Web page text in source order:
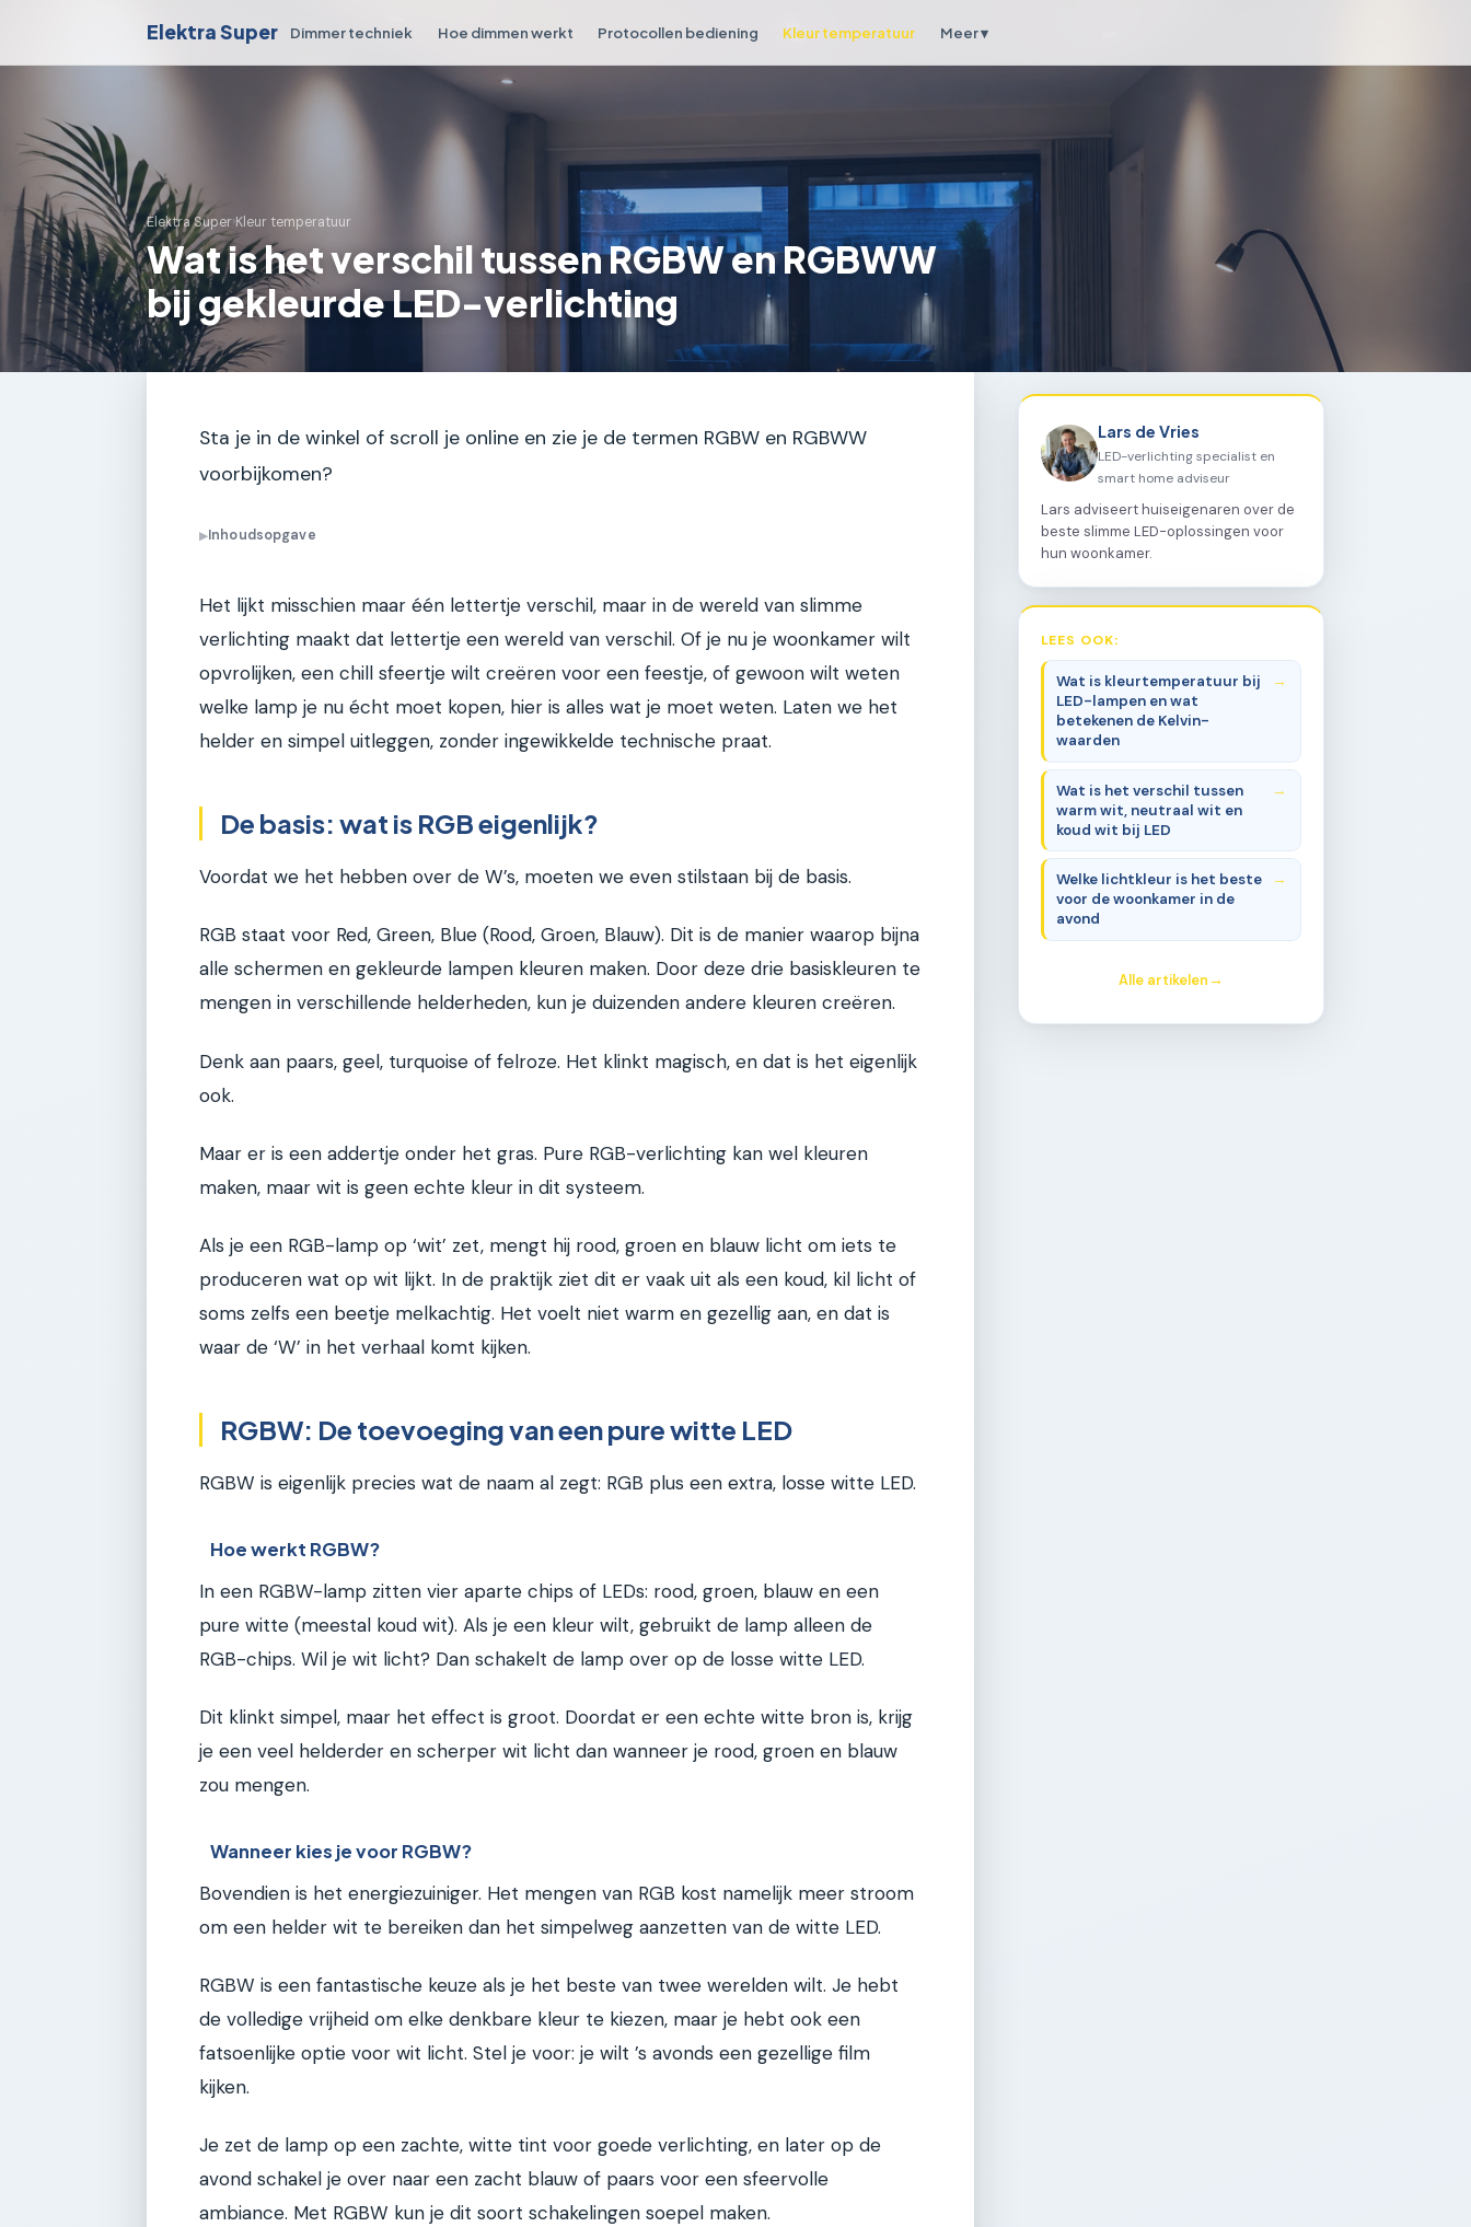
Elektra Super Dimmer techniek Hoe dimmen werkt Protocollen bediening Kleur temperatuur Meer ▾
Elektra Super›Kleur temperatuur
Wat is het verschil tussen RGBW en RGBWW
bij gekleurde LED-verlichting
Sta je in de winkel of scroll je online en zie je de termen RGBW en RGBWW
voorbijkomen?
▶Inhoudsopgave
Het lijkt misschien maar één lettertje verschil, maar in de wereld van slimme
verlichting maakt dat lettertje een wereld van verschil. Of je nu je woonkamer wilt
opvrolijken, een chill sfeertje wilt creëren voor een feestje, of gewoon wilt weten
welke lamp je nu écht moet kopen, hier is alles wat je moet weten. Laten we het
helder en simpel uitleggen, zonder ingewikkelde technische praat.
De basis: wat is RGB eigenlijk?
Voordat we het hebben over de W’s, moeten we even stilstaan bij de basis.
RGB staat voor Red, Green, Blue (Rood, Groen, Blauw). Dit is de manier waarop bijna
alle schermen en gekleurde lampen kleuren maken. Door deze drie basiskleuren te
mengen in verschillende helderheden, kun je duizenden andere kleuren creëren.
Denk aan paars, geel, turquoise of felroze. Het klinkt magisch, en dat is het eigenlijk
ook.
Maar er is een addertje onder het gras. Pure RGB-verlichting kan wel kleuren
maken, maar wit is geen echte kleur in dit systeem.
Als je een RGB-lamp op ‘wit’ zet, mengt hij rood, groen en blauw licht om iets te
produceren wat op wit lijkt. In de praktijk ziet dit er vaak uit als een koud, kil licht of
soms zelfs een beetje melkachtig. Het voelt niet warm en gezellig aan, en dat is
waar de ‘W’ in het verhaal komt kijken.
RGBW: De toevoeging van een pure witte LED
RGBW is eigenlijk precies wat de naam al zegt: RGB plus een extra, losse witte LED.
Hoe werkt RGBW?
In een RGBW-lamp zitten vier aparte chips of LEDs: rood, groen, blauw en een
pure witte (meestal koud wit). Als je een kleur wilt, gebruikt de lamp alleen de
RGB-chips. Wil je wit licht? Dan schakelt de lamp over op de losse witte LED.
Dit klinkt simpel, maar het effect is groot. Doordat er een echte witte bron is, krijg
je een veel helderder en scherper wit licht dan wanneer je rood, groen en blauw
zou mengen.
Wanneer kies je voor RGBW?
Bovendien is het energiezuiniger. Het mengen van RGB kost namelijk meer stroom
om een helder wit te bereiken dan het simpelweg aanzetten van de witte LED.
RGBW is een fantastische keuze als je het beste van twee werelden wilt. Je hebt
de volledige vrijheid om elke denkbare kleur te kiezen, maar je hebt ook een
fatsoenlijke optie voor wit licht. Stel je voor: je wilt ’s avonds een gezellige film
kijken.
Je zet de lamp op een zachte, witte tint voor goede verlichting, en later op de
avond schakel je over naar een zacht blauw of paars voor een sfeervolle
ambiance. Met RGBW kun je dit soort schakelingen soepel maken.
Lars de Vries
LED-verlichting specialist en
smart home adviseur
Lars adviseert huiseigenaren over de
beste slimme LED-oplossingen voor
hun woonkamer.
LEES OOK:
Wat is kleurtemperatuur bij
LED-lampen en wat
betekenen de Kelvin-
waarden
Wat is het verschil tussen
warm wit, neutraal wit en
koud wit bij LED
Welke lichtkleur is het beste
voor de woonkamer in de
avond
Alle artikelen